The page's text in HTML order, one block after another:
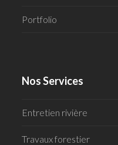
Portfolio
Nos Services
Entretien rivière
Travaux forestier